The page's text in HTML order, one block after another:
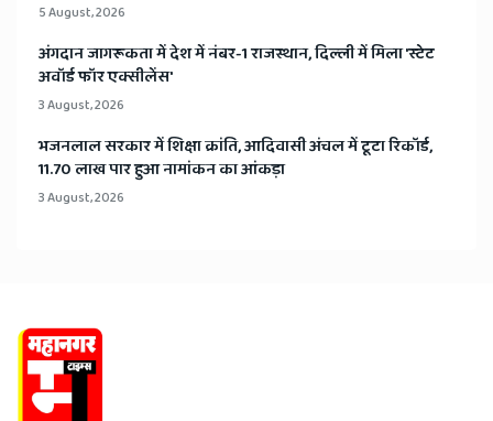
5 August, 2026
अंगदान जागरूकता में देश में नंबर-1 राजस्थान, दिल्ली में मिला 'स्टेट
अवॉर्ड फॉर एक्सीलेंस'
3 August, 2026
भजनलाल सरकार में शिक्षा क्रांति, आदिवासी अंचल में टूटा रिकॉर्ड,
11.70 लाख पार हुआ नामांकन का आंकड़ा
3 August, 2026